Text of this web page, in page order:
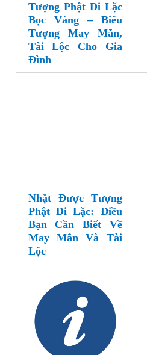
Tượng Phật Di Lặc
Bọc Vàng – Biểu
Tượng May Mắn,
Tài Lộc Cho Gia
Đình
Nhặt Được Tượng
Phật Di Lặc: Điều
Bạn Cần Biết Về
May Mắn Và Tài
Lộc